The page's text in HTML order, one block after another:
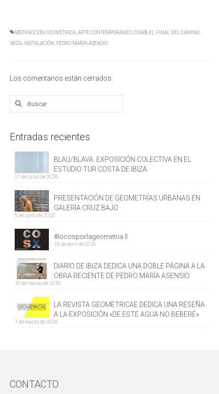
ABSTRACCIÓN GEOMÉTRICA ARTE CONTEMPORÁNEO COAIB EL FINAL DEL CAMINO
IBIZA
INSTALACIÓN PEDRO MARÍA ASENSIO
Los comentarios están cerrados.
Buscar
Entradas recientes
BLAU/BLAVA. EXPOSICIÓN COLECTIVA EN EL
ESTUDIO TUR COSTA DE IBIZA.
27 de junio de 2026
PRESENTACIÓN DE GEOMETRÍAS URBANAS EN
GALERÍA CRUZ BAJO
5 de junio de 2026
#locosporlageometria II
18 de abril de 2026
DIARIO DE IBIZA DEDICA UNA DOBLE PÁGINA A LA
OBRA RECIENTE DE PEDRO MARÍA ASENSIO
10 de marzo de 2026
LA REVISTA GEOMETRICAE DEDICA UNA RESEÑA
A LA EXPOSICIÓN «DE ESTE AGUA NO BEBERÉ»
7 de marzo de 2026
CONTACTO